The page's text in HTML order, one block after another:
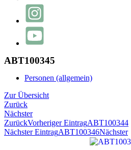
ABT100345
Personen (allgemein)
Zur Übersicht
Zurück
Nächster
ZurückVorheriger EintragABT100344
Nächster EintragABT100346Nächster